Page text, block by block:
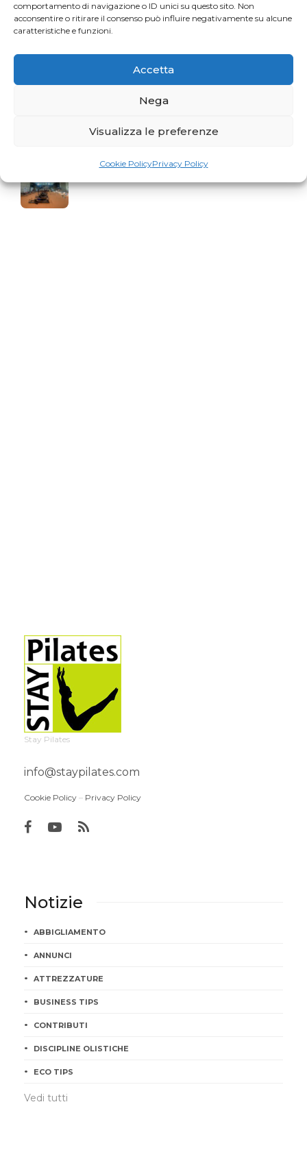
comportamento di navigazione o ID unici su questo sito. Non
acconsentire o ritirare il consenso può influire negativamente su alcune
caratteristiche e funzioni.
Accetta
Nega
Visualizza le preferenze
Cookie PolicyPrivacy Policy
Gaia Faggiani Teacher of the Month
RiminiWellness cresce e anche il Pilates
Stay Pilates
info@staypilates.com
Cookie Policy – Privacy Policy
Notizie
ABBIGLIAMENTO
ANNUNCI
ATTREZZATURE
BUSINESS TIPS
CONTRIBUTI
DISCIPLINE OLISTICHE
ECO TIPS